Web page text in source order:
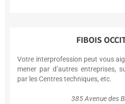
FIBOIS
Votre interprofession peut vous
mener par d’autres entreprises,
par les Centres techniques, etc.
385 Avenue des